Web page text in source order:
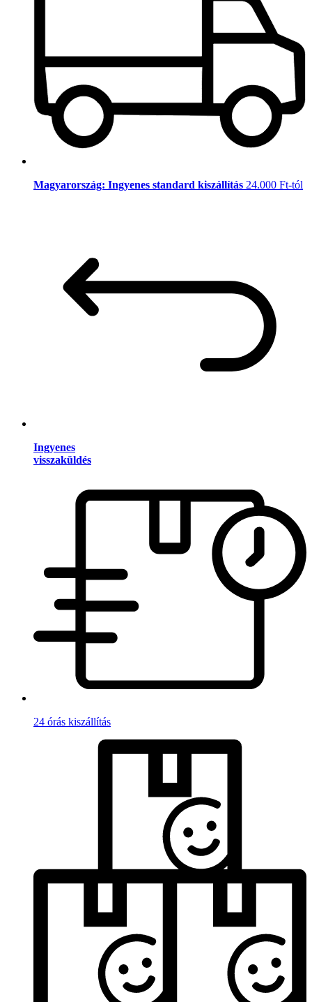
Magyarország: Ingyenes standard kiszállítás 24.000 Ft-tól
Ingyenes
visszaküldés
24 órás kiszállítás